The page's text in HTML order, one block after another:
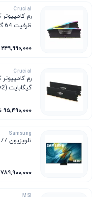
Crucial
۲۴۹٬۹۹۰٬۰۰۰ تومان
Crucial
گیگابایت (2×16GB) فرکانس 6000MHz تایمینگ CL36
۹۵٬۴۹۰٬۰۰۰ تومان
Samsung
تلویزیون 77 اینچی سامسونگ S95F
۷۸۹٬۹۰۰٬۰۰۰ تومان